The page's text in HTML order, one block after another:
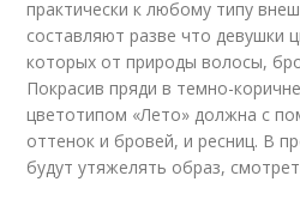
практически к любому типу
составляют разве что девушки
которых от природы волосы,
Покрасив пряди в темно-
цветотипом «Лето» должна с
оттенок и бровей, и ресниц. В
будут утяжелять образ,